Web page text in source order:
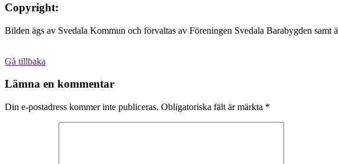
Copyright:
Bilden ägs av Svedala Kommun och förvaltas av Föreningen Svedala Barabygden
Gå tillbaka
Lämna en kommentar
Din e-postadress kommer inte publiceras. Obligatoriska fält är märkta *